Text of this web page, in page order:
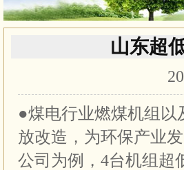
山东超
●煤电行业燃煤机组
放改造，为环保产业
公司为例，4台机组超